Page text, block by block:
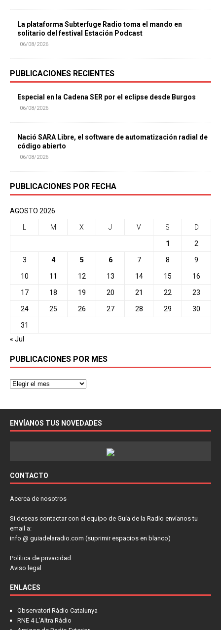
La plataforma Subterfuge Radio toma el mando en
solitario del festival Estación Podcast
06/08/2026
PUBLICACIONES RECIENTES
Especial en la Cadena SER por el eclipse desde Burgos
06/08/2026
Nació SARA Libre, el software de automatización radial de
código abierto
06/08/2026
PUBLICACIONES POR FECHA
AGOSTO 2026
M X J V S D
1 2
3 4 5 6 7 8 9
10 11 12 13 14 15 16
17 18 19 20 21 22 23
24 25 26 27 28 29 30
31
« Jul
PUBLICACIONES POR MES
ENVÍANOS TUS NOVEDADES
CONTACTO
Acerca de nosotros
Si deseas contactar con el equipo de Guía de la Radio envíanos tu
email a:
info @ guiadelaradio.com (suprimir espacios en blanco)
Política de privacidad
Aviso legal
ENLACES
Observatori Ràdio Catalunya
RNE 4 L'Altra Ràdio